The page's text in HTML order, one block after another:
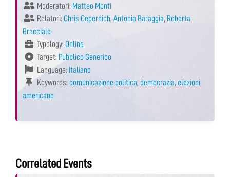
Moderatori: Matteo Monti
Relatori: Chris Cepernich, Antonia Baraggia, Roberta
Bracciale
Typology: Online
Target: Pubblico Generico
Language: Italiano
Keywords: comunicazione politica, democrazia, elezioni
americane
Correlated Events